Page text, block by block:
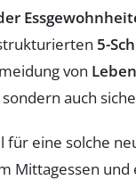
5-
von
auch
für eine solche
Mittagessen